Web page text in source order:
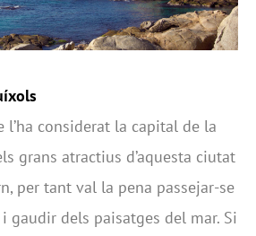
l’ha considerat la capital de la
grans atractius d’aquesta ciutat
per tant val la pena passejar-se
gaudir dels paisatges del mar. Si